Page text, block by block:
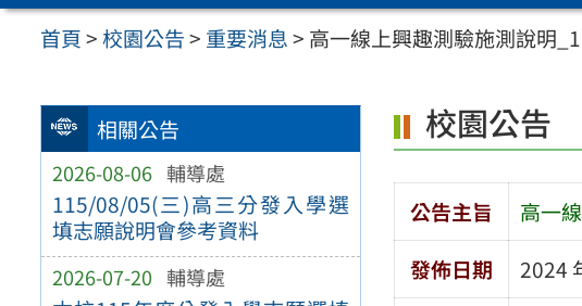
首頁>校園公告> 重要消息> 高一線上興趣測驗施測說明
相關公告
2026-08-06 輔導處
115/08/05(三)高三分發入學選
填志願說明會參考資料
2026-07-20 輔導處
校園公告
公告主旨
高一
發佈日期
2024